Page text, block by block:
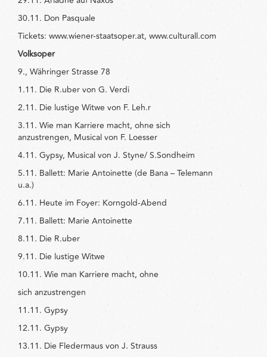
30.11. Don Pasquale
Tickets: www.wiener-staatsoper.at, www.culturall.com
Volksoper
9., Währinger Strasse 78
1.11. Die R.uber von G. Verdi
2.11. Die lustige Witwe von F. Leh.r
3.11. Wie man Karriere macht, ohne sich
anzustrengen, Musical von F. Loesser
4.11. Gypsy, Musical von J. Styne/ S.Sondheim
5.11. Ballett: Marie Antoinette (de Bana – Telemann
u.a.)
6.11. Heute im Foyer: Korngold-Abend
7.11. Ballett: Marie Antoinette
8.11. Die R.uber
9.11. Die lustige Witwe
10.11. Wie man Karriere macht, ohne
sich anzustrengen
11.11. Gypsy
12.11. Gypsy
13.11. Die Fledermaus von J. Strauss